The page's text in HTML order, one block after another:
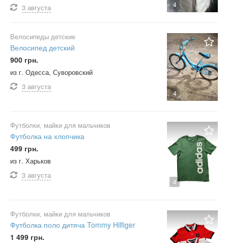
4
3 августа
4
Велосипеды детские
Велосипед детский
900 грн.
из г. Одесса, Суворовский
3 августа
4
Футболки, майки для мальчиков
Футболка на хлопчика
499 грн.
из г. Харьков
3 августа
Футболки, майки для мальчиков
Футболка поло дитяча Tommy Hilfiger
1 499 грн.